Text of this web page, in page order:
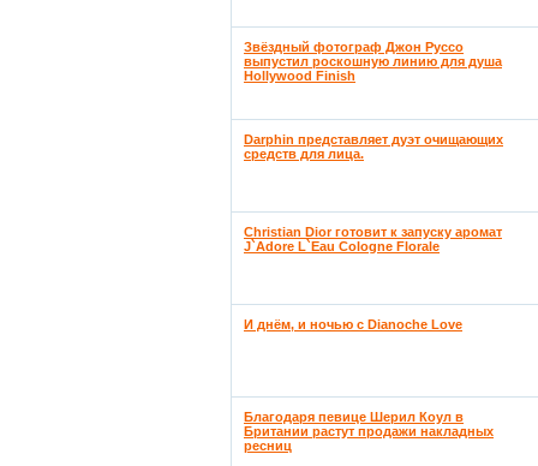
Звёздный фотограф Джон Руссо
выпустил роскошную линию для душа
Hollywood Finish
Darphin представляет дуэт очищающих
средств для лица.
Christian Dior готовит к запуску аромат
J`Adore L`Eau Cologne Florale
И днём, и ночью с Dianoche Love
Благодаря певице Шерил Коул в
Британии растут продажи накладных
ресниц